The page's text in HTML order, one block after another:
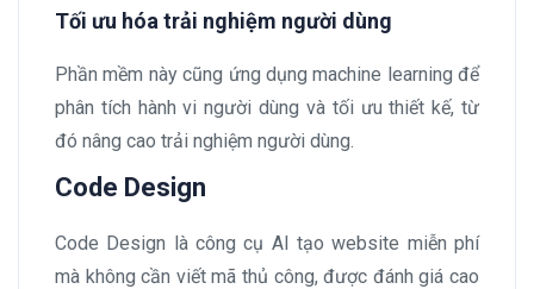
Tối ưu hóa trải nghiệm người dùng
Phần mềm này cũng ứng dụng machine learning để
phân tích hành vi người dùng và tối ưu thiết kế, từ
đó nâng cao trải nghiệm người dùng.
Code Design
Code Design là công cụ AI tạo website miễn phí
mà không cần viết mã thủ công, được đánh giá cao